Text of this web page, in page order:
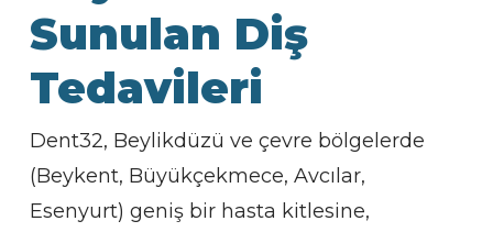
Sunulan Diş
Tedavileri
Dent32, Beylikdüzü ve çevre bölgelerde
(Beykent, Büyükçekmece, Avcılar,
Esenyurt) geniş bir hasta kitlesine,